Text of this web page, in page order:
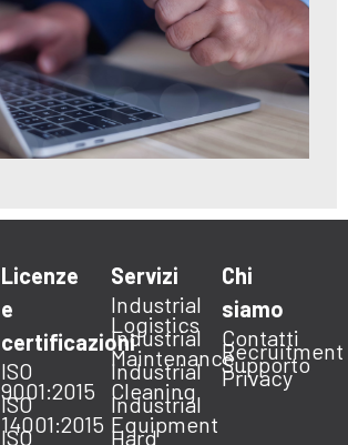
Licenze
e
certificazioni
ISO
9001:2015
ISO
14001:2015
ISO
Servizi
Industrial
Logistics
Industrial
Maintenance
Industrial
Cleaning
Industrial
Equipment
Hard
Chi
siamo
Contatti
Recruitment
Supporto
Privacy